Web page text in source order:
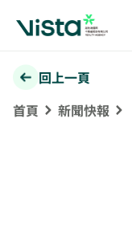
回上一頁
首頁
新聞快報